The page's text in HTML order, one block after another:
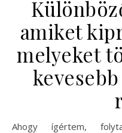
amiket
melyeket
Ahogy ígértem, folytatom az általam kipróbált